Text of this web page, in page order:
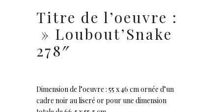
Titre de l’oeuvre :
» Loubout’Snake
278″
Dimension de l’oeuvre : 55 x 46 cm ornée d’un
cadre noir au liseré or pour une dimension